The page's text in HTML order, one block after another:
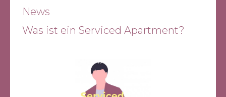
News
Was ist ein Serviced Apartment?